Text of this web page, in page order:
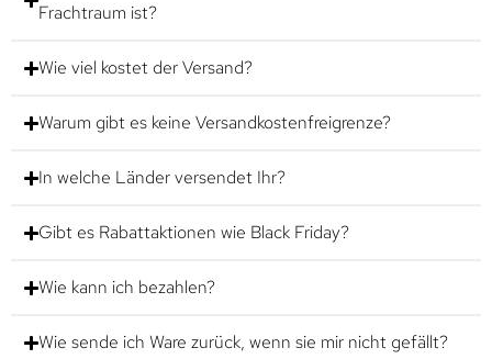
Frachtraum ist?
Wie viel kostet der Versand?
Warum gibt es keine Versandkostenfreigrenze?
In welche Länder versendet Ihr?
Gibt es Rabattaktionen wie Black Friday?
Wie kann ich bezahlen?
Wie sende ich Ware zurück, wenn sie mir nicht gefällt?